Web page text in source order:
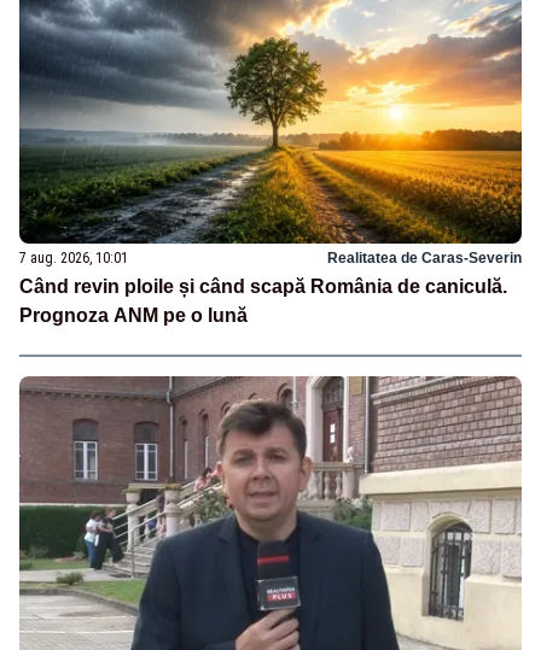
7 aug. 2026, 10:01 Realitatea de Caras-Severin
Când revin ploile și când scapă România de caniculă.
Prognoza ANM pe o lună